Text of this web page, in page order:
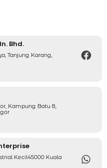
Bhd.
Tanjung Karang,
Kampung Batu 8,
Kecil45000 Kuala